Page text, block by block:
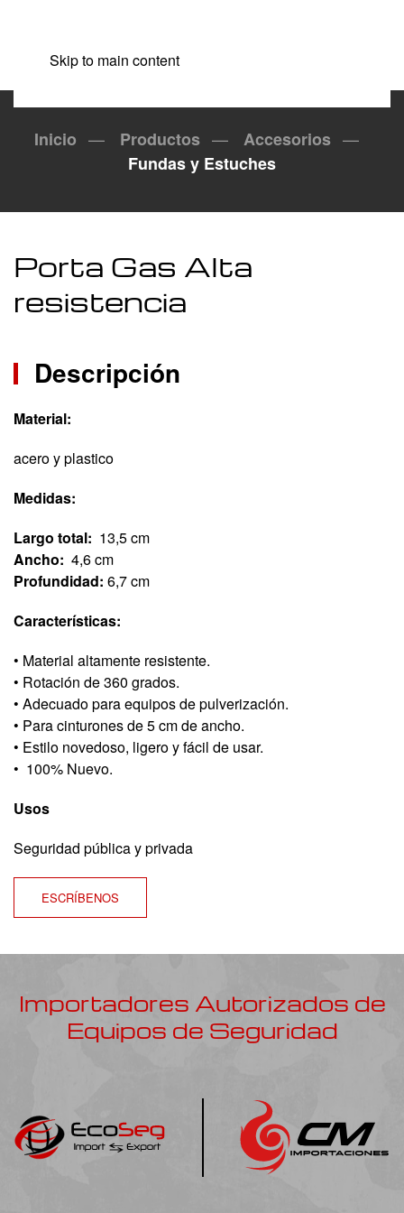
Skip to main content
Inicio Productos
Accesorios
Fundas y Estuches
Porta Gas Alta
resistencia
Descripción
Material:
acero y plastico
Medidas:
Largo total: 13,5 cm
Ancho: 4,6 cm
Profundidad: 6,7 cm
Características:
• Material altamente resistente.
• Rotación de 360 ​​grados.
• Adecuado para equipos de pulverización.
• Para cinturones de 5 cm de ancho.
• Estilo novedoso, ligero y fácil de usar.
• 100% Nuevo.
Usos
Seguridad pública y privada
ESCRÍBENOS
Importadores Autorizados de
Equipos de Seguridad